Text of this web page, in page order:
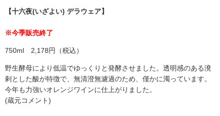
【十六夜(いざよい) デラウェア】
※今季販売終了
750ml 2,178円（税込）
野生酵母により低温でゆっくりと発酵させました。透明感のある溌
剌とした酸が特徴で、無清澄無濾過のため、僅かに濁っています。
今年も力強いオレンジワインに仕上がりました。
(蔵元コメント)